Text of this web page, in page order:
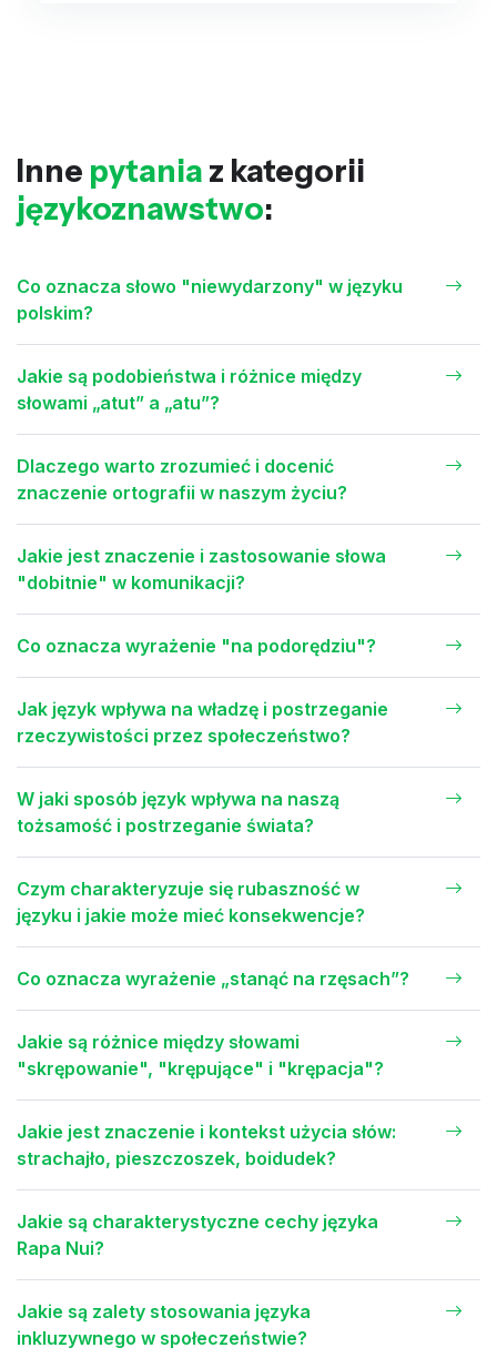
Inne pytania z kategorii
językoznawstwo:
Co oznacza słowo "niewydarzony" w języku
polskim?
Jakie są podobieństwa i różnice między
słowami „atut” a „atu”?
Dlaczego warto zrozumieć i docenić
znaczenie ortografii w naszym życiu?
Jakie jest znaczenie i zastosowanie słowa
"dobitnie" w komunikacji?
Co oznacza wyrażenie "na podorędziu"?
Jak język wpływa na władzę i postrzeganie
rzeczywistości przez społeczeństwo?
W jaki sposób język wpływa na naszą
tożsamość i postrzeganie świata?
Czym charakteryzuje się rubaszność w
języku i jakie może mieć konsekwencje?
Co oznacza wyrażenie „stanąć na rzęsach”?
Jakie są różnice między słowami
"skrępowanie", "krępujące" i "krępacja"?
Jakie jest znaczenie i kontekst użycia słów:
strachajło, pieszczoszek, boidudek?
Jakie są charakterystyczne cechy języka
Rapa Nui?
Jakie są zalety stosowania języka
inkluzywnego w społeczeństwie?